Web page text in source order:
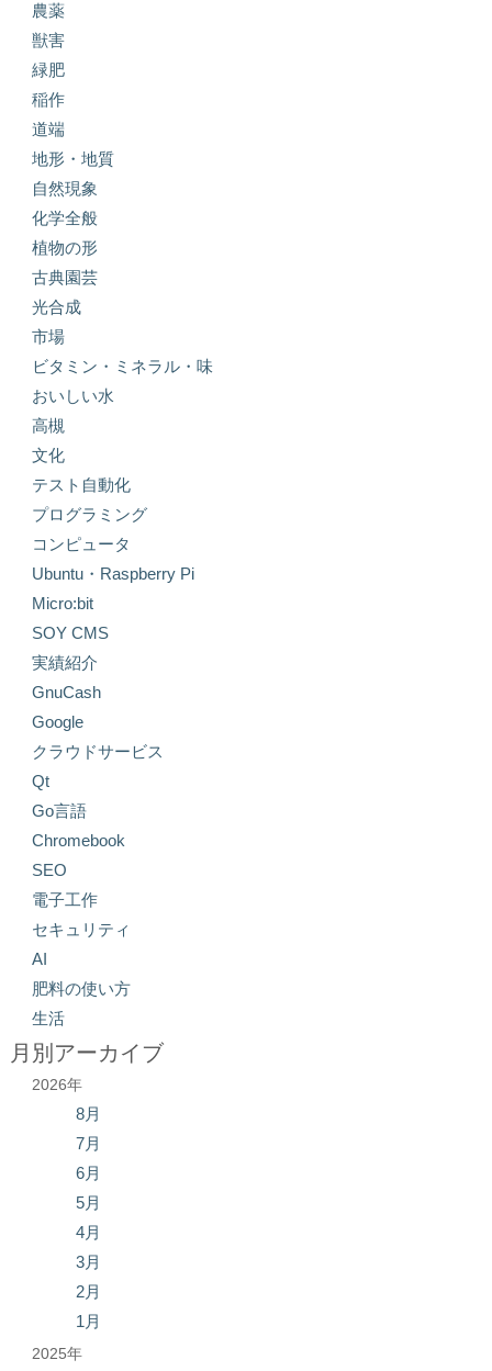
農薬
獣害
緑肥
稲作
道端
地形・地質
自然現象
化学全般
植物の形
古典園芸
光合成
市場
ビタミン・ミネラル・味
おいしい水
高槻
文化
テスト自動化
プログラミング
コンピュータ
Ubuntu・Raspberry Pi
Micro:bit
SOY CMS
実績紹介
GnuCash
Google
クラウドサービス
Qt
Go言語
Chromebook
SEO
電子工作
セキュリティ
AI
肥料の使い方
生活
月別アーカイブ
2026年
8月
7月
6月
5月
4月
3月
2月
1月
2025年